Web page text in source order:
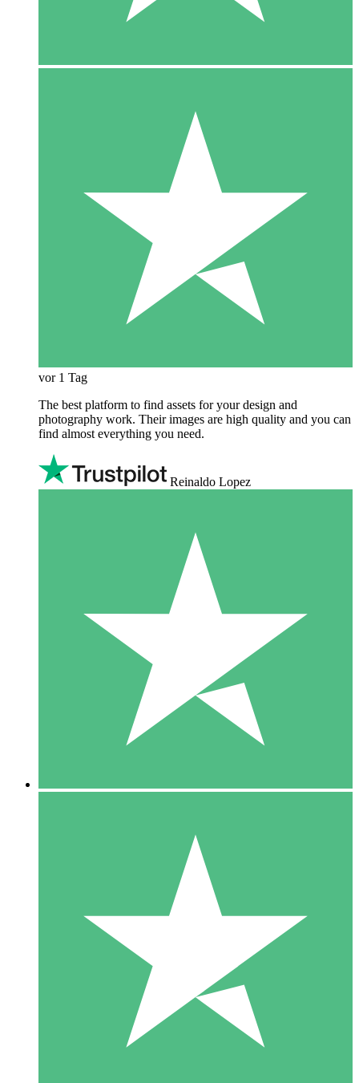
vor 1 Tag
The best platform to find assets for your design and
photography work. Their images are high quality and you can
find almost everything you need.
Reinaldo Lopez